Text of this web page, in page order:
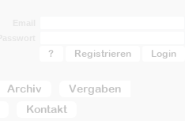
Archiv
Vergaben
Kontakt
? Registrieren